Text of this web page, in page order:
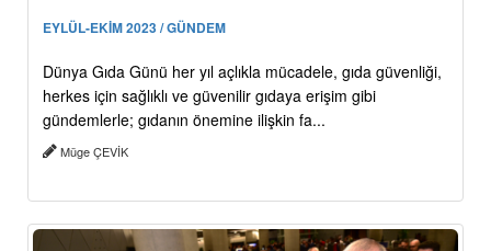
EYLÜL-EKİM 2023 / GÜNDEM
Dünya Gıda Günü her yıl açlıkla mücadele, gıda güvenliği,
herkes için sağlıklı ve güvenilir gıdaya erişim gibi
gündemlerle; gıdanın önemine ilişkin fa...
Müge ÇEVİK